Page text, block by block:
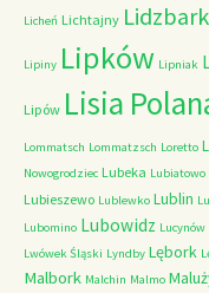
Licheń Lichtajny Lidzbark
Lipiny Lipków Lipniak
Lipów Lisia
Lommatsch Lommatzsch Loretto
Nowogrodziec Lubeka Lubiatowo
Lubieszewo Lublewko Lublin
Lubomino Lubowidz Lucynów
Lwówek Śląski Lyndby Lębork
Malbork Malchin Malmo